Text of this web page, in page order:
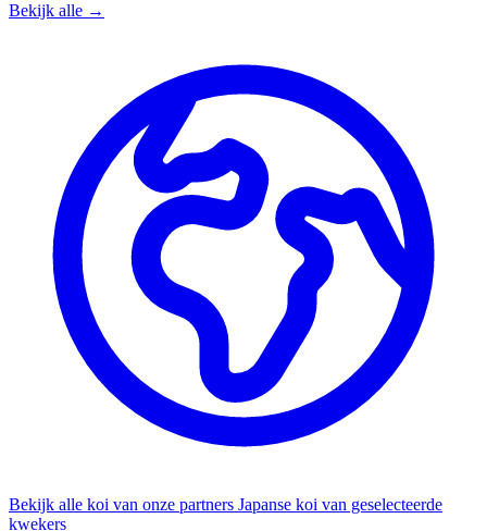
Bekijk alle →
Bekijk alle koi van onze partners Japanse koi van geselecteerde
kwekers